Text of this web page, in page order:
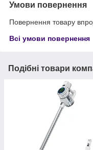
Умови повернення
Повернення товару
Всі умови повернення
Подібні товари